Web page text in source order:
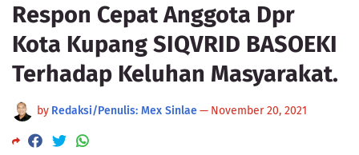
Respon Cepat Anggota Dpr
Kota Kupang SIQVRID BASOEKI
Terhadap Keluhan Masyarakat.
by Redaksi/Penulis: Mex Sinlae— November 20, 2021